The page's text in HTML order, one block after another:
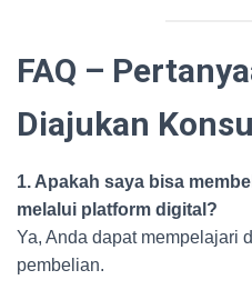
FAQ –
Diajukan
1. Apakah saya bisa
melalui platform digital?
Ya, Anda dapat mempelajari
pembelian.